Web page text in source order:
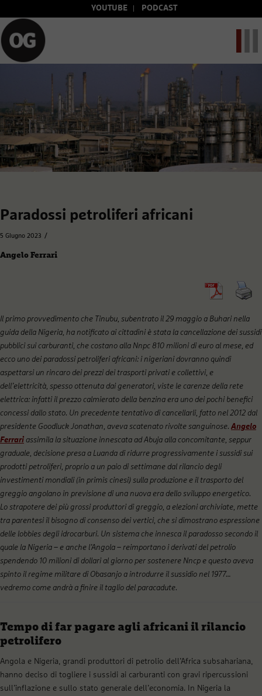
YOUTUBE PODCAST
Paradossi petroliferi africani
5 Giugno 2023 /
Angelo Ferrari
Il primo provvedimento che Tinubu, subentrato il 29 maggio a Buhari nella
guida della Nigeria, ha notificato ai cittadini è stata la cancellazione dei sussidi
pubblici sui carburanti, che costano alla Nnpc 810 milioni di euro al mese, ed
ecco uno dei paradossi petroliferi africani: i nigeriani dovranno quindi
aspettarsi un rincaro dei prezzi dei trasporti privati e collettivi, e
dell’elettricità, spesso ottenuta dai generatori, viste le carenze della rete
elettrica: infatti il prezzo calmierato della benzina era uno dei pochi benefici
concessi dallo stato. Un precedente tentativo di cancellarli, fatto nel 2012 dal
presidente Goodluck Jonathan, aveva scatenato rivolte sanguinose. Angelo
Ferrari assimila la situazione innescata ad Abuja alla concomitante, seppur
graduale, decisione presa a Luanda di ridurre progressivamente i sussidi sui
prodotti petroliferi, proprio a un paio di settimane dal rilancio degli
investimenti mondiali (in primis cinesi) sulla produzione e il trasporto del
greggio angolano in previsione di una nuova era dello sviluppo energetico.
Lo strapotere dei più grossi produttori di greggio, a elezioni archiviate, mette
tra parentesi il bisogno di consenso dei vertici, che si dimostrano espressione
delle lobbies degli idrocarburi. Un sistema che innesca il paradosso secondo il
quale la Nigeria – e anche l’Angola – reimportano i derivati del petrolio
spendendo 10 milioni di dollari al giorno per sostenere Nncp e questo aveva
spinto il regime militare di Obasanjo a introdurre il sussidio nel 1977…
vedremo come andrà a finire il taglio del paracadute.
Tempo di far pagare agli africani il rilancio
petrolifero
Angola e Nigeria, grandi produttori di petrolio dell’Africa subsahariana,
hanno deciso di togliere i sussidi ai carburanti con gravi ripercussioni
sull’inflazione e sullo stato generale dell’economia. In Nigeria la